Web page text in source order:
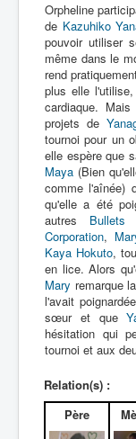
Orpheline
de Kazuhiko
pouvoir utiliser
même dans le
rend
plus elle
cardiaque.
projets de
tournoi pour un
elle espère que
Maya (Bien
comme l'aînée)
qu'elle a été
autres Bullets
Corporation,
Kaya Hokuto,
en lice. Alors
Mary remarque
l'avait
sœur et que
hésitation qui
tournoi et aux
Relation(s) :
Père